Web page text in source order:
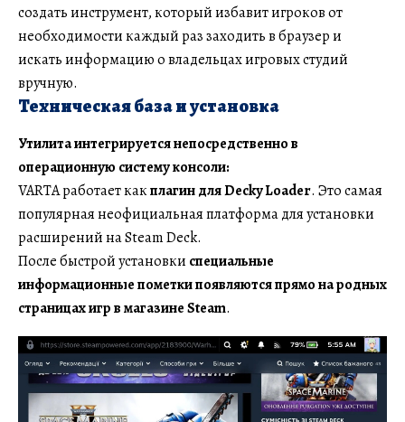
создать инструмент, который избавит игроков от
необходимости каждый раз заходить в браузер и
искать информацию о владельцах игровых студий
вручную.
Техническая база и установка
Утилита интегрируется непосредственно в
операционную систему консоли:
VARTA работает какплагин для Decky Loader. Это самая
популярная неофициальная платформа для установки
расширений на Steam Deck.
После быстрой установки специальные
информационные пометки появляются прямо на родных
страницах игр в магазине Steam.